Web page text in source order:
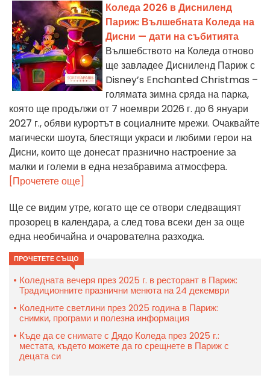
Коледа 2026 в Дисниленд
Париж: Вълшебната Коледа на
Дисни — дати на събитията
Вълшебството на Коледа отново
ще завладее Дисниленд Париж с
Disney’s Enchanted Christmas –
голямата зимна сряда на парка,
която ще продължи от 7 ноември 2026 г. до 6 януари
2027 г., обяви курортът в социалните мрежи. Очаквайте
магически шоута, блестящи украси и любими герои на
Дисни, които ще донесат празнично настроение за
малки и големи в една незабравима атмосфера.
[Прочетете още]
Ще се видим утре, когато ще се отвори следващият
прозорец в календара, а след това всеки ден за още
една необичайна и очарователна разходка.
ПРОЧЕТЕТЕ СЪЩО
Коледната вечеря през 2025 г. в ресторант в Париж:
Традиционните празнични менюта на 24 декември
Коледните светлини през 2025 година в Париж:
снимки, програми и полезна информация
Къде да се снимате с Дядо Коледа през 2025 г.:
местата, където можете да го срещнете в Париж с
децата си